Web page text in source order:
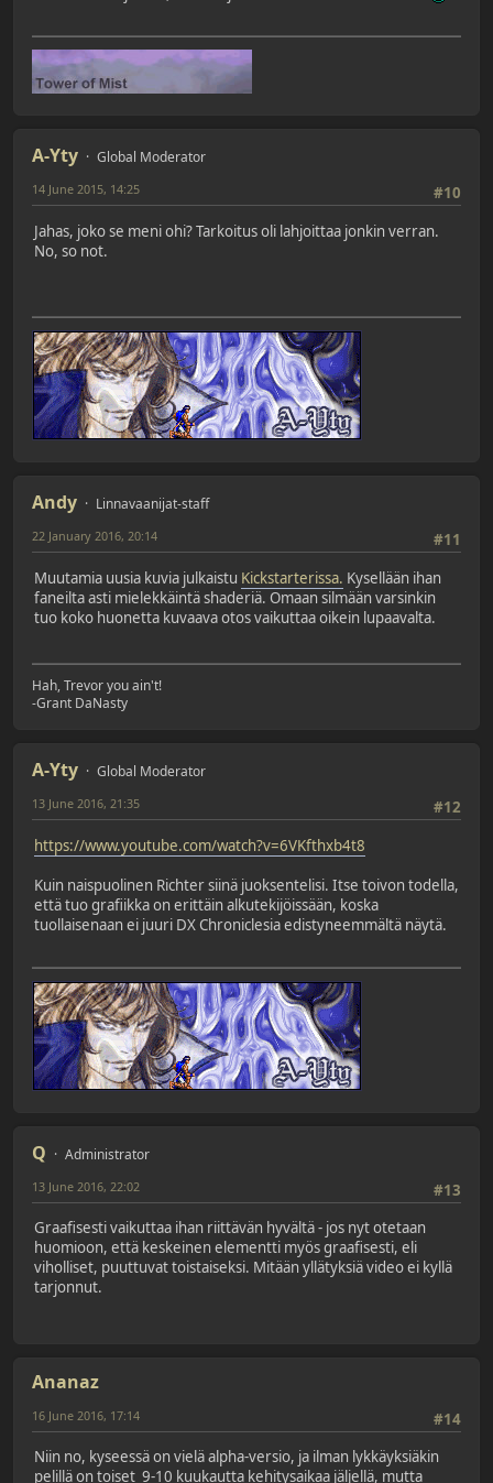
A-Yty Global Moderator
#10
14 June 2015, 14:25
Jahas, joko se meni ohi? Tarkoitus oli lahjoittaa jonkin verran.
No, so not.
Andy Linnavaanijat-staff
#11
22 January 2016, 20:14
Muutamia uusia kuvia julkaistu Kickstarterissa. Kysellään ihan
faneilta asti mielekkäintä shaderiä. Omaan silmään varsinkin
tuo koko huonetta kuvaava otos vaikuttaa oikein lupaavalta.
Hah, Trevor you ain't!
-Grant DaNasty
A-Yty Global Moderator
#12
13 June 2016, 21:35
https://www.youtube.com/watch?v=6VKfthxb4t8
Kuin naispuolinen Richter siinä juoksentelisi. Itse toivon todella,
että tuo grafiikka on erittäin alkutekijöissään, koska
tuollaisenaan ei juuri DX Chroniclesia edistyneemmältä näytä.
Q Administrator
#13
13 June 2016, 22:02
Graafisesti vaikuttaa ihan riittävän hyvältä - jos nyt otetaan
huomioon, että keskeinen elementti myös graafisesti, eli
viholliset, puuttuvat toistaiseksi. Mitään yllätyksiä video ei kyllä
tarjonnut.
Ananaz
#14
16 June 2016, 17:14
Niin no, kyseessä on vielä alpha-versio, ja ilman lykkäyksiäkin
pelillä on toiset 9-10 kuukautta kehitysaikaa jäljellä, mutta